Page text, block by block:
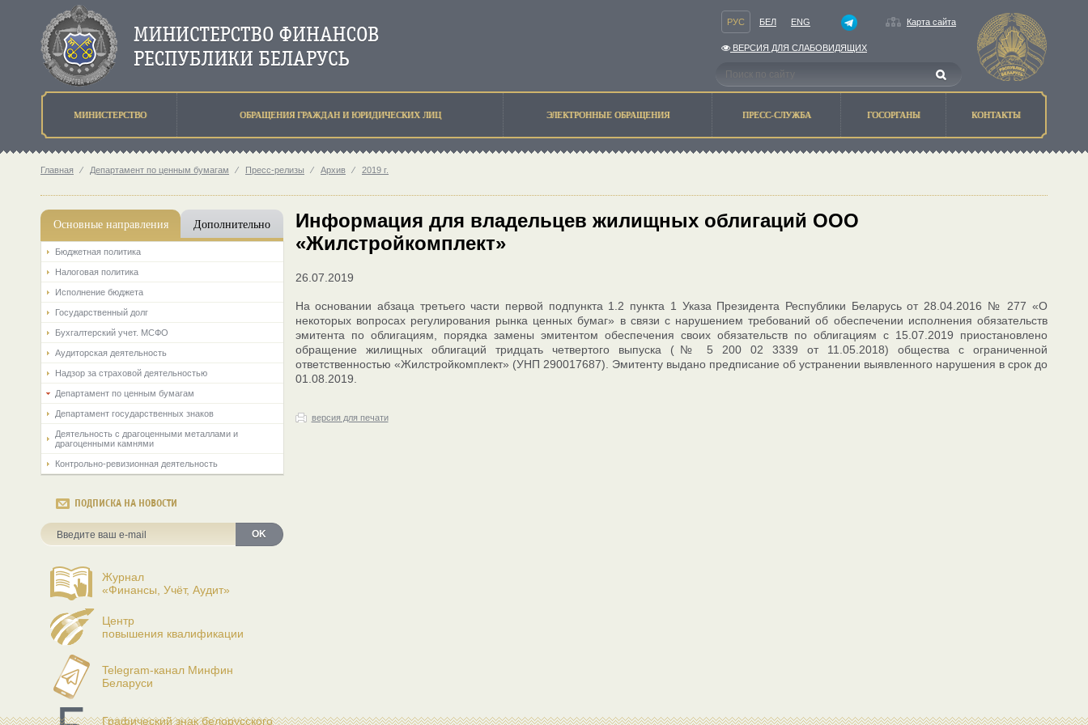
РУС БЕЛ ENG Карта сайта
ВЕРСИЯ ДЛЯ СЛАБОВИДЯЩИХ
МИНИСТЕРСТВО ОБРАЩЕНИЯ ГРАЖДАН И ЮРИДИЧЕСКИХ ЛИЦ ЭЛЕКТРОННЫЕ ОБРАЩЕНИЯ ПРЕСС-СЛУЖБА ГОСОРГАНЫ КОНТАКТЫ
Главная ⁄ Департамент по ценным бумагам ⁄ Пресс-релизы ⁄ Архив ⁄ 2019 г.
Основные направления Дополнительно
Бюджетная политика
Налоговая политика
Исполнение бюджета
Государственный долг
Бухгалтерский учет. МСФО
Аудиторская деятельность
Надзор за страховой деятельностью
Департамент по ценным бумагам
Департамент государственных знаков
Деятельность с драгоценными металлами и
драгоценными камнями
Контрольно-ревизионная деятельность
ПОДПИСКА НА НОВОСТИ
OK
Журнал
«Финансы, Учёт, Аудит»
Центр
повышения квалификации
Telegram-канал Минфин
Беларуси
Графический знак белорусского
Информация для владельцев жилищных облигаций ООО
«Жилстройкомплект»
26.07.2019
На основании абзаца третьего части первой подпункта 1.2 пункта 1 Указа Президента Республики Беларусь от 28.04.2016 № 277 «О
некоторых вопросах регулирования рынка ценных бумаг» в связи с нарушением требований об обеспечении исполнения обязательств
эмитента по облигациям, порядка замены эмитентом обеспечения своих обязательств по облигациям с 15.07.2019 приостановлено
обращение жилищных облигаций тридцать четвертого выпуска (№ 5 200 02 3339 от 11.05.2018) общества с ограниченной
ответственностью «Жилстройкомплект» (УНП 290017687). Эмитенту выдано предписание об устранении выявленного нарушения в срок до
01.08.2019.
версия для печати